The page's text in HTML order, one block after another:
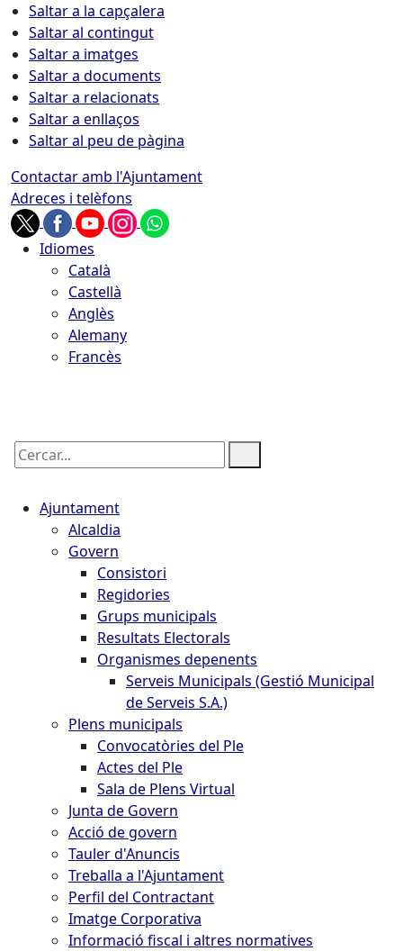
Saltar a la capçalera
Saltar al contingut
Saltar a imatges
Saltar a documents
Saltar a relacionats
Saltar a enllaços
Saltar al peu de pàgina
Contactar amb l'Ajuntament
Adreces i telèfons
Idiomes
Català
Castellà
Anglès
Alemany
Francès
Cercar:
Ajuntament
Alcaldia
Govern
Consistori
Regidories
Grups municipals
Resultats Electorals
Organismes depenents
Serveis Municipals (Gestió Municipal
de Serveis S.A.)
Plens municipals
Convocatòries del Ple
Actes del Ple
Sala de Plens Virtual
Junta de Govern
Acció de govern
Tauler d'Anuncis
Treballa a l'Ajuntament
Perfil del Contractant
Imatge Corporativa
Informació fiscal i altres normatives